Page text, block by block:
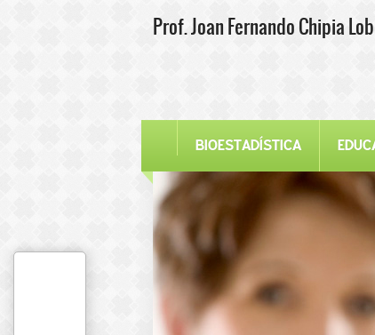
Prof. Joan Fernando Chipia
BIOESTADÍSTICA